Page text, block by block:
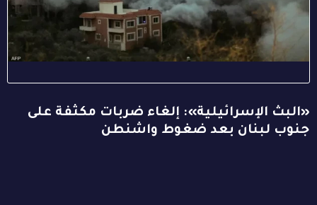
«البث الإسرائيلية»: إلغاء ضربات مكثفة على
جنوب لبنان بعد ضغوط واشنطن